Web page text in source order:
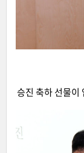
승진 축하 선물이